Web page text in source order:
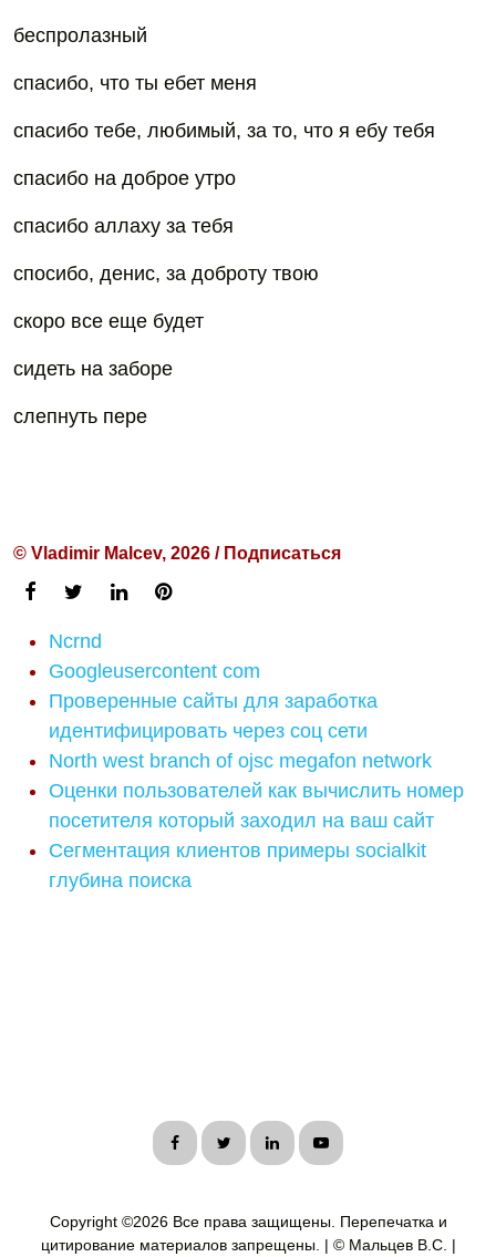
беспролазный
спасибо, что ты ебет меня
спасибо тебе, любимый, за то, что я ебу тебя
спасибо на доброе утро
спасибо аллаху за тебя
спосибо, денис, за доброту твою
скоро все еще будет
сидеть на заборе
слепнуть пере
© Vladimir Malcev, 2026 / Подписаться
Ncrnd
Googleusercontent com
Проверенные сайты для заработка
идентифицировать через соц сети
North west branch of ojsc megafon network
Оценки пользователей как вычислить номер
посетителя который заходил на ваш сайт
Сегментация клиентов примеры socialkit
глубина поиска
Copyright ©2026 Все права защищены. Перепечатка и
цитирование материалов запрещены. | © Мальцев В.С. |